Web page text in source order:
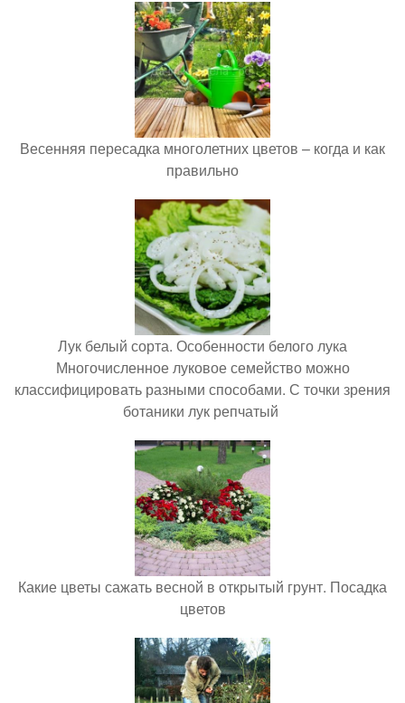
Весенняя пересадка многолетних цветов – когда и как
правильно
Лук белый сорта. Особенности белого лука
Многочисленное луковое семейство можно
классифицировать разными способами. С точки зрения
ботаники лук репчатый
Какие цветы сажать весной в открытый грунт. Посадка
цветов